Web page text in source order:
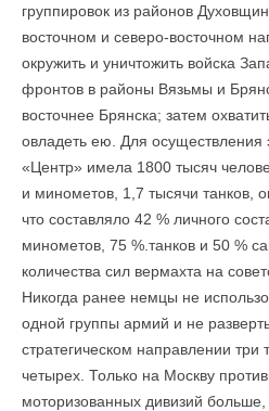
группировок из районов
восточном и северо-восточном
окружить и уничтожить войска
фронтов в районы Вязьмы и
восточнее Брянска; затем
овладеть ею. Для осуществления
«Центр» имела 1800 тысяч
и минометов, 1,7 тысячи танков,
что составляло 42 % личного
минометов, 75 %.танков и 50 %
количества сил вермахта на
Никогда ранее немцы не
одной группы армий и не
стратегическом направлении три
четырех. Только на Москву
моторизованных дивизий